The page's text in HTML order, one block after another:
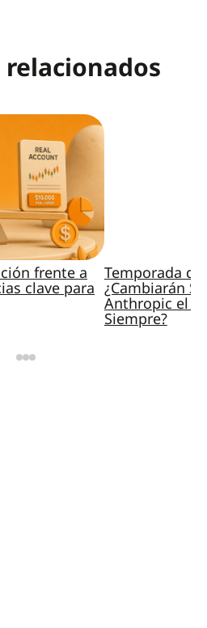
frente a
clave para
Temporada de
¿Cambiarán
Anthropic el
Siempre?